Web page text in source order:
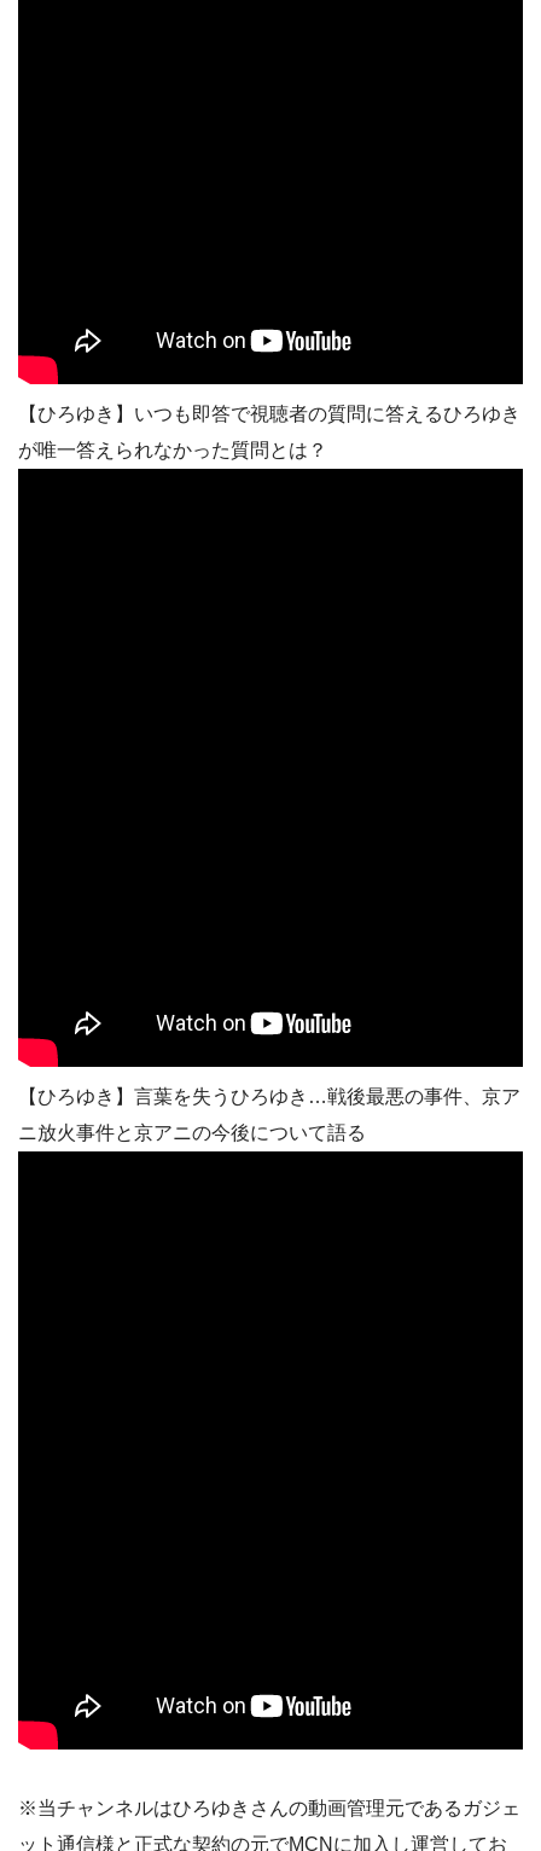
【ひろゆき】いつも即答で視聴者の質問に答えるひろゆき
が唯一答えられなかった質問とは？
【ひろゆき】言葉を失うひろゆき…戦後最悪の事件、京ア
ニ放火事件と京アニの今後について語る
※当チャンネルはひろゆきさんの動画管理元であるガジェ
ット通信様と正式な契約の元でMCNに加入し運営してお